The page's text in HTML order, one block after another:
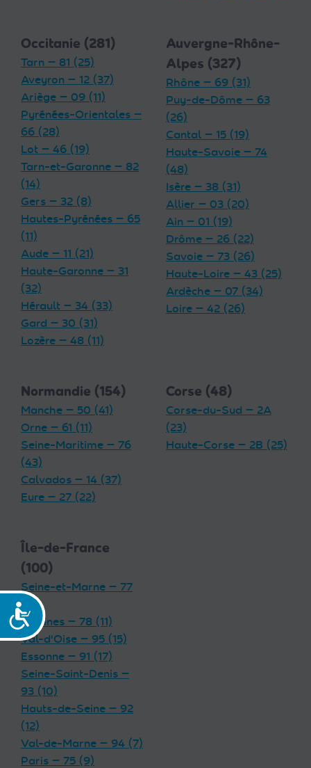
Accessibilité
Occitanie (281)
Tarn — 81 (25)
Aveyron — 12 (37)
Ariège — 09 (11)
Pyrénées-Orientales —
66 (28)
Lot — 46 (19)
Tarn-et-Garonne — 82
(14)
Gers — 32 (8)
Hautes-Pyrénées — 65
(11)
Aude — 11 (21)
Haute-Garonne — 31
(32)
Hérault — 34 (33)
Gard — 30 (31)
Lozère — 48 (11)
Auvergne-Rhône-
Alpes (327)
Rhône — 69 (31)
Puy-de-Dôme — 63
(26)
Cantal — 15 (19)
Haute-Savoie — 74
(48)
Isère — 38 (31)
Allier — 03 (20)
Ain — 01 (19)
Drôme — 26 (22)
Savoie — 73 (26)
Haute-Loire — 43 (25)
Ardèche — 07 (34)
Loire — 42 (26)
Normandie (154)
Manche — 50 (41)
Orne — 61 (11)
Seine-Maritime — 76
(43)
Calvados — 14 (37)
Eure — 27 (22)
Corse (48)
Corse-du-Sud — 2A
(23)
Haute-Corse — 2B (25)
Île-de-France
(100)
Seine-et-Marne — 77
(19)
Yvelines — 78 (11)
Val-d'Oise — 95 (15)
Essonne — 91 (17)
Seine-Saint-Denis —
93 (10)
Hauts-de-Seine — 92
(12)
Val-de-Marne — 94 (7)
Paris — 75 (9)